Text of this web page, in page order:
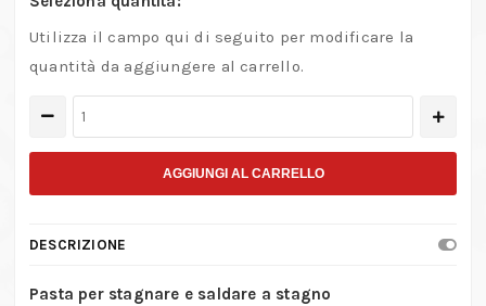
Utilizza il campo qui di seguito per modificare la
quantità da aggiungere al carrello.
–
40%
stagno
AGGIUNGI AL CARRELLO
DESCRIZIONE
Pasta per stagnare e saldare a stagno